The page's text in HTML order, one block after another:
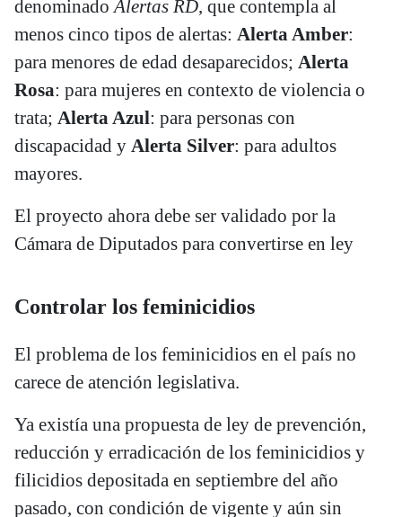
denominado Alertas RD, que contempla al
menos cinco tipos de alertas: Alerta Amber:
para menores de edad desaparecidos; Alerta
Rosa: para mujeres en contexto de violencia o
trata; Alerta Azul: para personas con
discapacidad y Alerta Silver: para adultos
mayores.
El proyecto ahora debe ser validado por la
Cámara de Diputados para convertirse en ley
Controlar los feminicidios
El problema de los feminicidios en el país no
carece de atención legislativa.
Ya existía una propuesta de ley de prevención,
reducción y erradicación de los feminicidios y
filicidios depositada en septiembre del año
pasado, con condición de vigente y aún sin